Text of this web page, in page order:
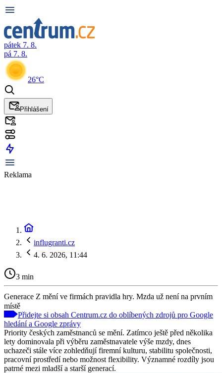
pátek 7. 8.
pá 7. 8.
26°C
Přihlášení
Reklama
influgranti.cz
4. 6. 2026, 11:44
3 min
Generace Z mění ve firmách pravidla hry. Mzda už není na prvním
místě
Přidejte si obsah Centrum.cz do oblíbených zdrojů pro Google
hledání a Google zprávy
Priority českých zaměstnanců se mění. Zatímco ještě před několika
lety dominovala při výběru zaměstnavatele výše mzdy, dnes
uchazeči stále více zohledňují firemní kulturu, stabilitu společnosti,
pracovní prostředí nebo možnost flexibility. Významné rozdíly jsou
patrné mezi mladší a starší generací.